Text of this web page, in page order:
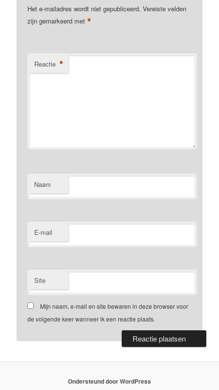
Het e-mailadres wordt niet gepubliceerd. Vereiste velden
zijn gemarkeerd met*
Reactie *
Naam
E-mail
Site
Mijn naam, e-mail en site bewaren in deze browser voor
de volgende keer wanneer ik een reactie plaats.
Ondersteund door WordPress